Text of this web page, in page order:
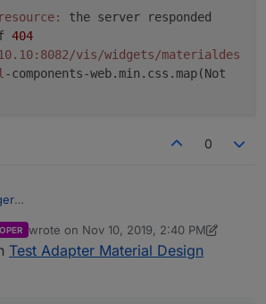
resource:
the server responded
404
vis/widgets/materialdes
-components-web.min.css.map(Not
0
wrote on Nov 10, 2019, 2:40 PM
last edited by ScroungerNov 10, 2019,
Test Adapter Material Design